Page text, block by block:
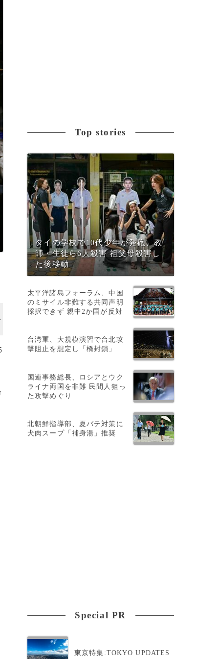
Top stories
タイの学校で10代少年が発砲、教
師・生徒ら6人殺害 祖父母殺害し
た後移動
太平洋諸島フォーラム、中国
のミサイル非難する共同声明
採択できず 親中2か国が反対
台湾軍、大規模演習で台北攻
撃阻止を想定し「橋封鎖」
国連事務総長、ロシアとウク
ライナ両国を非難 民間人狙っ
た攻撃めぐり
北朝鮮指導部、夏バテ対策に
犬肉スープ「補身湯」推奨
Special PR
東京特集:TOKYO UPDATES